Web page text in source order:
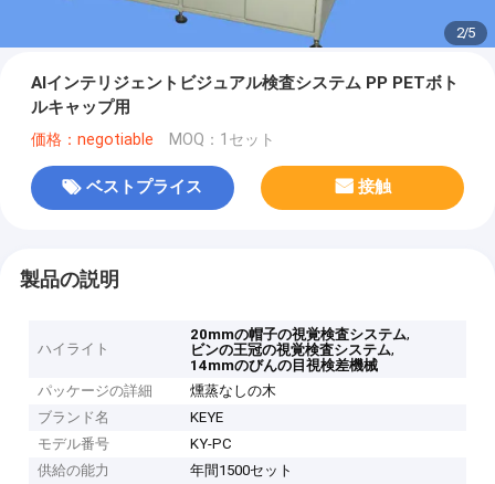
2/5
AIインテリジェントビジュアル検査システム PP PETボト
ルキャップ用
価格：negotiable MOQ：1セット
ベストプライス 接触
製品の説明
ハイライト
20mmの帽子の視覚検査システム,
ビンの王冠の視覚検査システム,
14mmのびんの目視検差機械
パッケージの詳細
燻蒸なしの木
ブランド名
KEYE
モデル番号
KY-PC
供給の能力
年間1500セット